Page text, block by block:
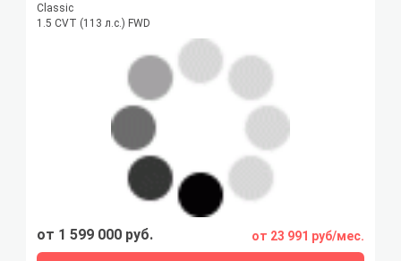
Classic
1.5 CVT (113 л.с.) FWD
от 1 599 000 руб. от 23 991 руб/мес.